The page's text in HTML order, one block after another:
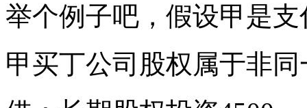
举个例子吧，假设甲是
甲买丁公司股权属于非同